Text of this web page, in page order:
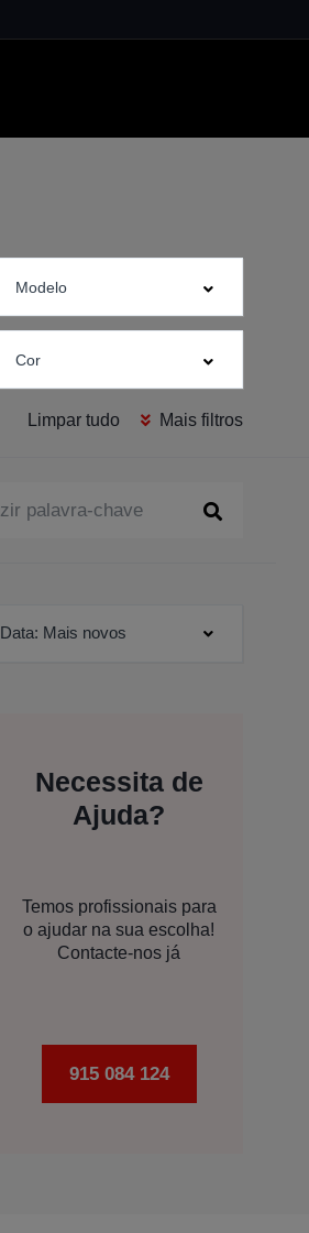
Limpar tudo Mais filtros
Data: Mais novos
Necessita de
Ajuda?
Temos profissionais para
o ajudar na sua escolha!
Contacte-nos já
915 084 124